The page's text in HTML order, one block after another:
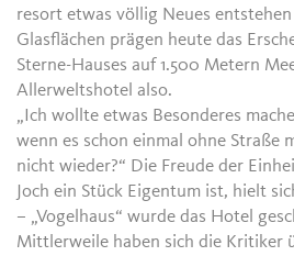
resort etwas völlig Neues
Glasflächen prägen heute das
Sterne-Hauses auf 1.500 Metern
Allerweltshotel also.
„Ich wollte etwas Besonderes
wenn es schon einmal ohne Straße
nicht wieder?“ Die Freude der
Joch ein Stück Eigentum ist, hielt
– „Vogelhaus“ wurde das Hotel
Mittlerweile haben sich die Kritiker